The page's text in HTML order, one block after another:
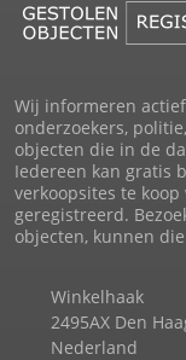
Wij informeren
onderzoekers,
objecten die in de
Iedereen kan gratis
verkoopsites te
geregistreerd.
objecten, kunnen
Winkelhaak
2495AX Den
Nederland